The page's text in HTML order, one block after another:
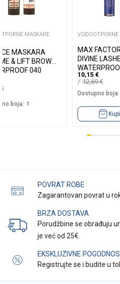
MASKARE
MASKARA
& LIFT BROW
040
€
boja: 1
VODOOTPORNE
MAX
DIVINE
10,15 €
12,69€
Dostupno boja:
POVRAT ROBE
Zagarantovan povrat u
BRZA DOSTAVA
Porudžbine se obrađuju
je već od 25€.
EKSKLUZIVNE
Registrujte se i budite u